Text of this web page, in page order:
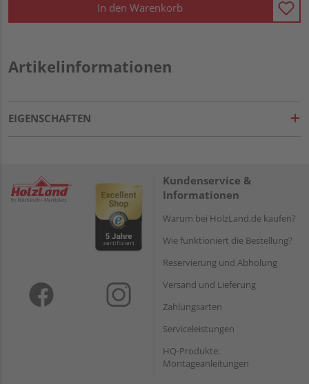
In den Warenkorb
Artikelinformationen
EIGENSCHAFTEN
Kundenservice &
Informationen
Warum bei HolzLand.de kaufen?
Wie funktioniert die Bestellung?
Reservierung und Abholung
Versand und Lieferung
Zahlungsarten
Serviceleistungen
HQ-Produkte:
Montageanleitungen